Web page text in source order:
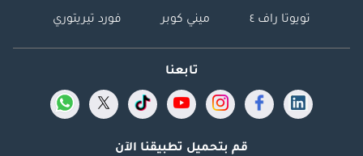
تويوتا راف ٤ ميني كوبر فورد تيريتوري
تابعنا
قم بتحميل تطبيقنا الآن